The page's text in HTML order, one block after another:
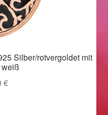
Silber/rotvergoldet mit
€